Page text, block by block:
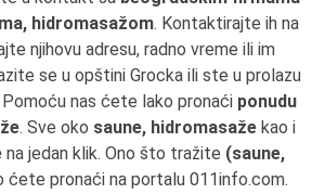
hidromasažom. Kontaktirajte ih na
njihovu adresu, radno vreme ili im
se u opštini Grocka ili ste u prolazu
nas ćete lako pronaći ponudu
. Sve oko saune, hidromasaže kao i
na jedan klik. Ono što tražite (saune,
ćete pronaći na portalu 011info.com.